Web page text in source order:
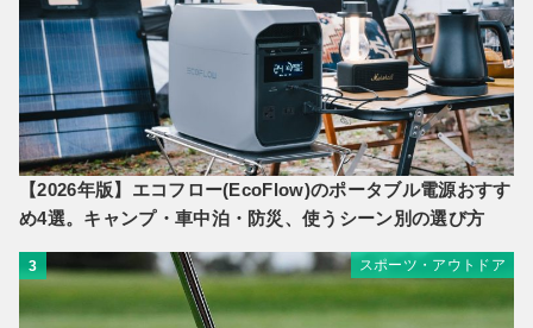
【2026年版】エコフロー(EcoFlow)のポータブル電源おすす
め4選。キャンプ・車中泊・防災、使うシーン別の選び方
3 スポーツ・アウトドア